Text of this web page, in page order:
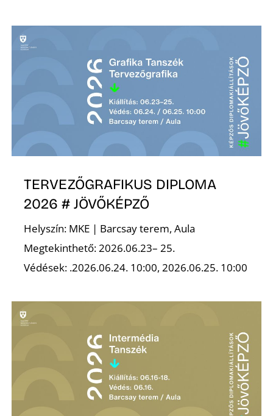
TERVEZŐGRAFIKUS DIPLOMA
2026 # JÖVŐKÉPZŐ
Helyszín: MKE | Barcsay terem, Aula
Megtekinthető: 2026.06.23– 25.
Védések: .2026.06.24. 10:00, 2026.06.25. 10:00